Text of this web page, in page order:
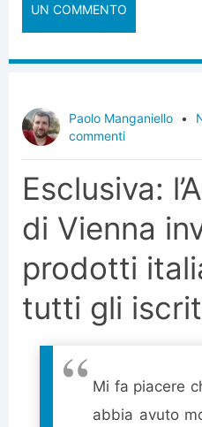
UN COMMENTO
Paolo Manganiello •
commenti
Esclusiva:
di Vienna
prodotti
tutti gli
Mi fa piacere
abbia avuto